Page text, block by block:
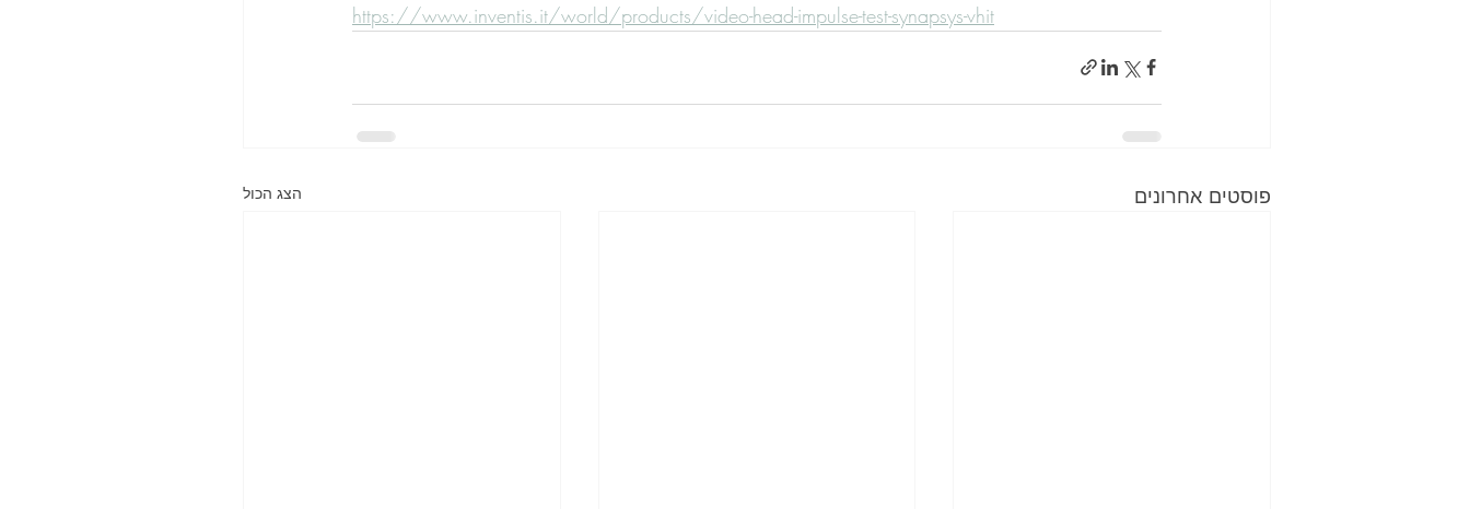
https://www.inventis.it/world/products/video-head-impulse-test-synapsys-vhit
פוסטים אחרונים הצג הכול